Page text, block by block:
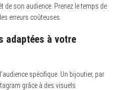
de son audience. Prenez le temps de
erreurs coûteuses.
adaptées à votre
spécifique. Un bijoutier, par
grâce à des visuels